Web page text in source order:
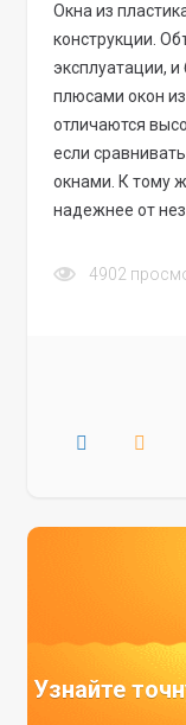
Окна из
конструкции.
эксплуатации,
плюсами окон
отличаются
если
окнами. К тому
надежнее от
4902
Узнайте